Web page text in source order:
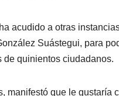
acudido a otras
Suástegui, para
de quinientos ciudadanos.
manifestó que le gustaría